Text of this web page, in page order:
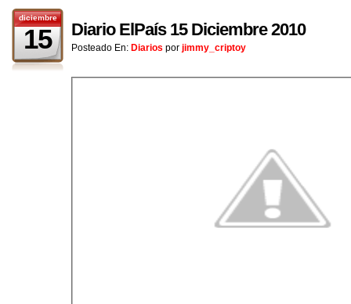
diciembre
15 Diario ElPaís 15 Diciembre 2010
Posteado En: Diarios por jimmy_criptoy